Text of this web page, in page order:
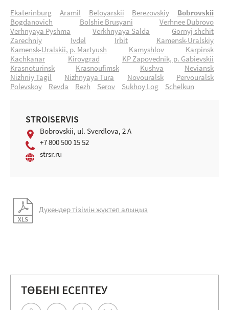
Ekaterinburg Aramil Beloyarskii Berezovskiy
Bobrovskii
Bogdanovich
Bolshie Brusyani
Verhnee Dubrovo
Verhnyaya Pyshma
Verkhnyaya Salda
Gornyj shchit
Zarechniy
Ivdel Irbit
Kamensk-Uralskiy
Kamensk-Uralskii, p. Martyush
Kamyshlov
Karpinsk
Kachkanar
Kirovgrad
KP Zapovednik, p. Gabievskii
Krasnoturinsk
Krasnoufimsk Kushva
Neviansk
Nizhniy Tagil
Nizhnyaya Tura Novouralsk
Pervouralsk
Polevskoy
Revda Rezh Serov Sukhoy Log Schelkun
STROISERVIS
Bobrovskii, ul. Sverdlova, 2 A
+7 800 500 15 52
strsr.ru
Дүкендер тізімін жүктеп алыңыз
ТӨБЕНІ ЕСЕПТЕУ